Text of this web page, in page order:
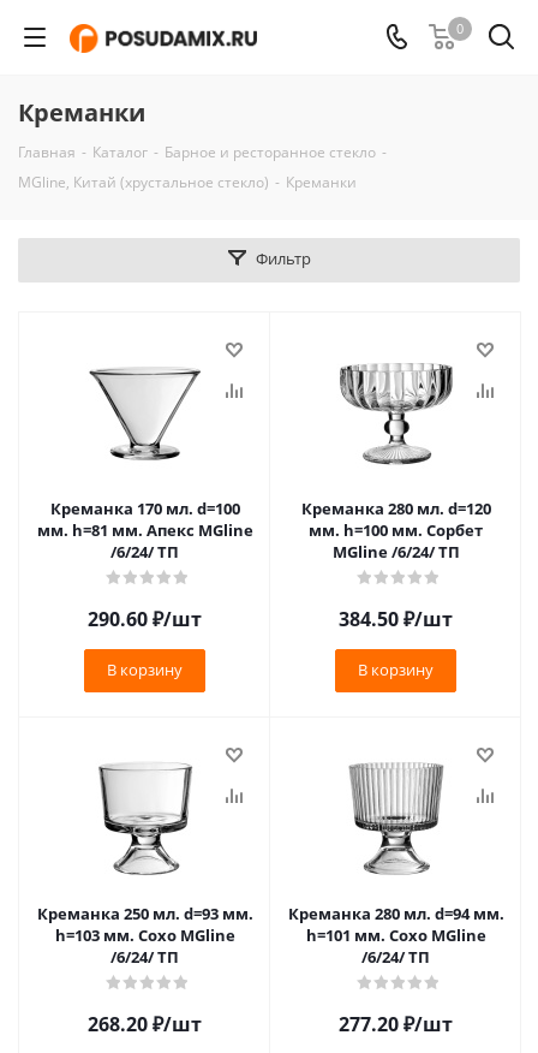
0
Креманки
Главная - Каталог - Барное и ресторанное стекло -
MGline, Китай (хрустальное стекло) - Креманки
Фильтр
Креманка 170 мл. d=100
мм. h=81 мм. Апекс MGline
/6/24/ ТП
290.60₽/шт
В корзину
Креманка 280 мл. d=120
мм. h=100 мм. Сорбет
MGline /6/24/ ТП
384.50₽/шт
В корзину
Креманка 250 мл. d=93 мм.
h=103 мм. Сохо MGline
/6/24/ ТП
268.20₽/шт
Креманка 280 мл. d=94 мм.
h=101 мм. Сохо MGline
/6/24/ ТП
277.20₽/шт